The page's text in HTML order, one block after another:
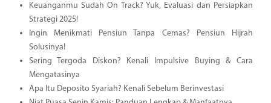
Keuanganmu Sudah On Track? Yuk, Evaluasi dan Persiapkan
Strategi 2025!
Ingin Menikmati Pensiun Tanpa Cemas? Pensiun Hijrah
Solusinya!
Sering Tergoda Diskon? Kenali Impulsive Buying & Cara
Mengatasinya
Apa Itu Deposito Syariah? Kenali Sebelum Berinvestasi